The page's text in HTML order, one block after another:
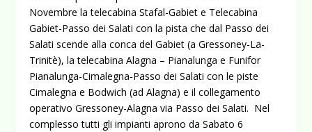
Novembre la telecabina Stafal-Gabiet e Telecabina
Gabiet-Passo dei Salati con la pista che dal Passo dei
Salati scende alla conca del Gabiet (a Gressoney-La-
Trinitè), la telecabina Alagna – Pianalunga e Funifor
Pianalunga-Cimalegna-Passo dei Salati con le piste
Cimalegna e Bodwich (ad Alagna) e il collegamento
operativo Gressoney-Alagna via Passo dei Salati. Nel
complesso tutti gli impianti aprono da Sabato 6